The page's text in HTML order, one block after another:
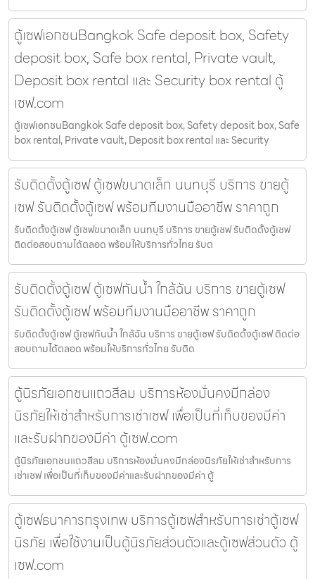
ตู้เซฟเอกชนBangkok Safe deposit box, Safety
deposit box, Safe box rental, Private vault,
Deposit box rental และ Security box rental ตู้
เซฟ.com
ตู้เซฟเอกชนBangkok Safe deposit box, Safety deposit box, Safe
box rental, Private vault, Deposit box rental และ Security
รับติดตั้งตู้เซฟ ตู้เซฟขนาดเล็ก นนทบุรี บริการ ขายตู้
เซฟ รับติดตั้งตู้เซฟ พร้อมทีมงานมืออาชีพ ราคาถูก
รับติดตั้งตู้เซฟ ตู้เซฟขนาดเล็ก นนทบุรี บริการ ขายตู้เซฟ รับติดตั้งตู้เซฟ
ติดต่อสอบถามได้ตลอด พร้อมให้บริการทั่วไทย รับต
รับติดตั้งตู้เซฟ ตู้เซฟกันน้ำ ใกล้ฉัน บริการ ขายตู้เซฟ
รับติดตั้งตู้เซฟ พร้อมทีมงานมืออาชีพ ราคาถูก
รับติดตั้งตู้เซฟ ตู้เซฟกันน้ำ ใกล้ฉัน บริการ ขายตู้เซฟ รับติดตั้งตู้เซฟ ติดต่อ
สอบถามได้ตลอด พร้อมให้บริการทั่วไทย รับติด
ตู้นิรภัยเอกชนแถวสีลม บริการห้องมั่นคงมีกล่อง
นิรภัยให้เช่าสำหรับการเช่าเซฟ เพื่อเป็นที่เก็บของมีค่า
และรับฝากของมีค่า ตู้เซฟ.com
ตู้นิรภัยเอกชนแถวสีลม บริการห้องมั่นคงมีกล่องนิรภัยให้เช่าสำหรับการ
เช่าเซฟ เพื่อเป็นที่เก็บของมีค่าและรับฝากของมีค่า ตู้
ตู้เซฟธนาคารกรุงเทพ บริการตู้เซฟสำหรับการเช่าตู้เซฟ
นิรภัย เพื่อใช้งานเป็นตู้นิรภัยส่วนตัวและตู้เซฟส่วนตัว ตู้
เซฟ.com